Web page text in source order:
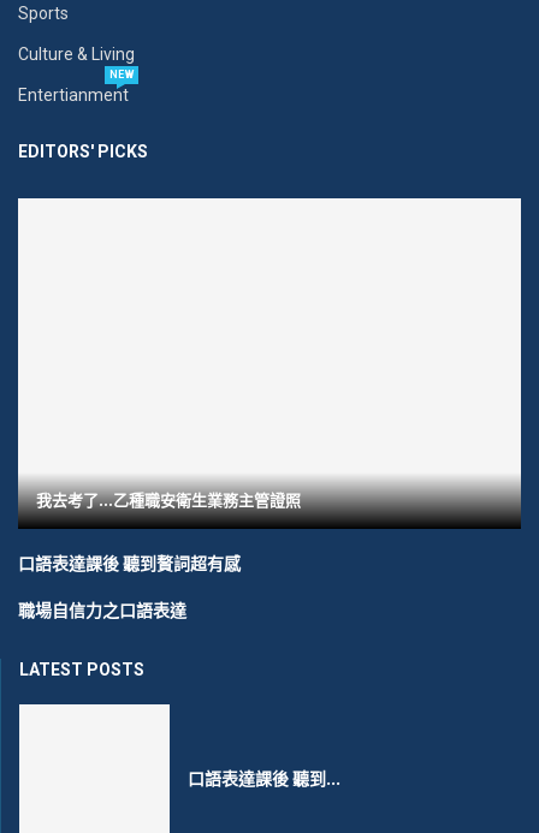
Sports
Culture & Living
Entertianment
NEW
EDITORS' PICKS
我去考了…乙種職安衛生業務主管證照
口語表達課後 聽到贅詞超有感
職場自信力之口語表達
LATEST POSTS
口語表達課後 聽到...